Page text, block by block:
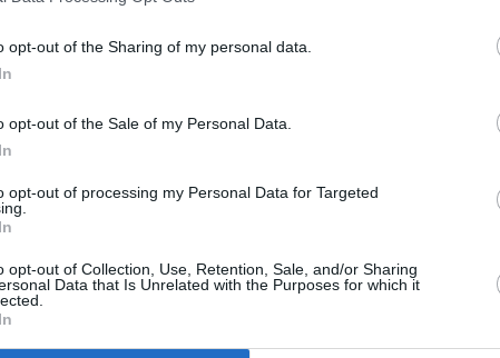
opt-out of the Sharing of my personal data.
opt-out of the Sale of my Personal Data.
opt-out of processing my Personal Data for Targeted
opt-out of Collection, Use, Retention, Sale, and/or Sharing
Data that Is Unrelated with the Purposes for which it
Eagle, Culture Kings και Gap
ενώ μία ειδική capsule συλλογή με την
να διατεθεί και στις ΗΠΑ αργότερα μέσα
μουσικό γεγονός, αλλά
συνδυάζεται με τη σύγχρονη αισθητική της Gen Z. Η
έχει εκτοξευθεί, ενώ οι ψηφιακές
ενισχύουν τη δυναμική των πωλήσεων.